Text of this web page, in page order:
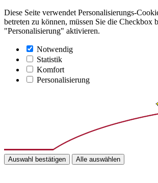
Diese Seite verwendet Personalisierungs-
betreten zu können, müssen Sie die Checkbox
"Personalisierung" aktivieren.
Notwendig
Statistik
Komfort
Personalisierung
Auswahl bestätigen Alle auswählen